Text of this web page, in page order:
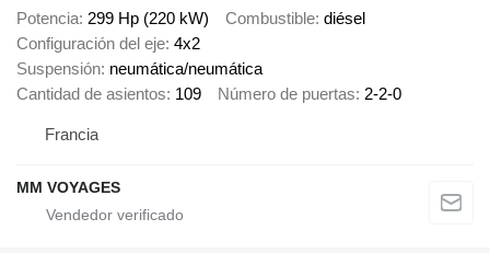
Potencia 299 Hp (220 kW) Combustible diésel
Configuración del eje 4x2
Suspensión neumática/neumática
Cantidad de asientos 109 Número de puertas 2-2-0
Francia
MM VOYAGES